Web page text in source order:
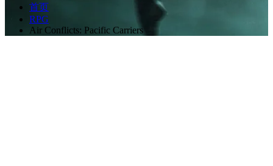
首页
RPG
Air Conflicts: Pacific Carriers